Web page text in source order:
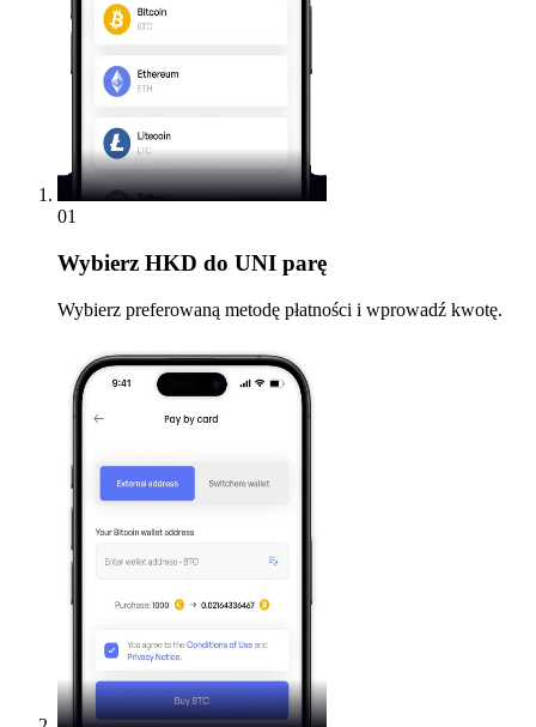
01
Wybierz HKD do UNI parę
Wybierz preferowaną metodę płatności i wprowadź kwotę.